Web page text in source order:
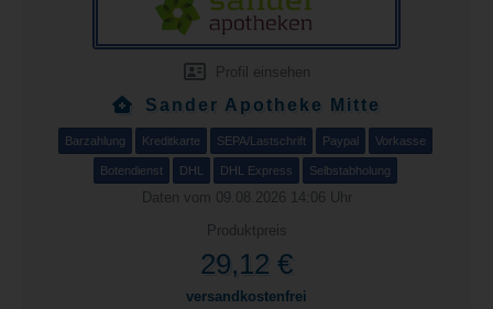
Profil einsehen
Sander Apotheke Mitte
Barzahlung Kreditkarte SEPA/Lastschrift Paypal Vorkasse
Botendienst DHL DHL Express Selbstabholung
Daten vom 09.08.2026 14:06 Uhr
Produktpreis
29,12 €
versandkostenfrei